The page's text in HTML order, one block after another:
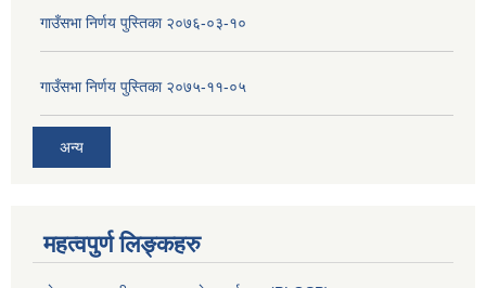
गाउँसभा निर्णय पुस्तिका २०७६-०३-१०
गाउँसभा निर्णय पुस्तिका २०७५-११-०५
अन्य
महत्वपुर्ण लिङ्कहरु